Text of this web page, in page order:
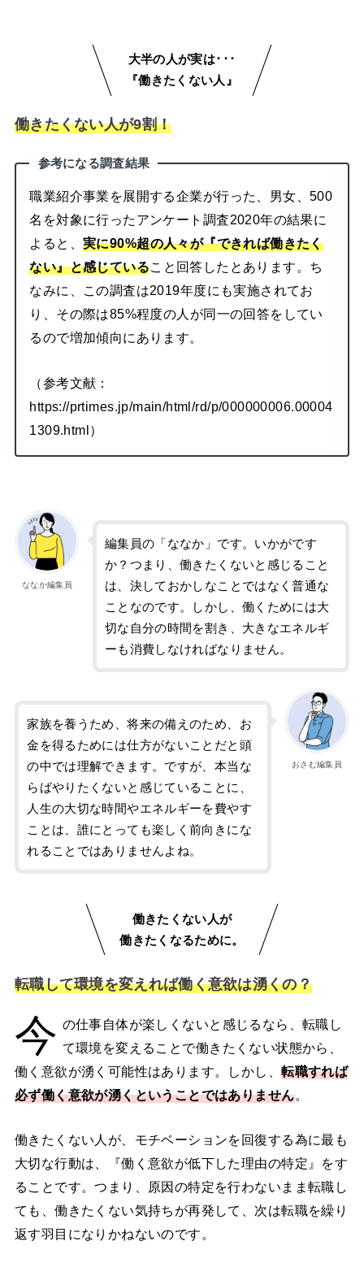
大半の人が実は･･･
『働きたくない人』
働きたくない人が9割！
参考になる調査結果
職業紹介事業を展開する企業が行った、男女、500
名を対象に行ったアンケート調査2020年の結果に
よると、実に90%超の人々が『できれば働きたく
ない』と感じていること回答したとあります。ち
なみに、この調査は2019年度にも実施されてお
り、その際は85%程度の人が同一の回答をしてい
るので増加傾向にあります。
（参考文献：
https://prtimes.jp/main/html/rd/p/000000006.00004
1309.html）
ななか編集員
編集員の「ななか」です。いかがです
か？つまり、働きたくないと感じること
は、決しておかしなことではなく普通な
ことなのです。しかし、働くためには大
切な自分の時間を割き、大きなエネルギ
ーも消費しなければなりません。
おさむ編集員
家族を養うため、将来の備えのため、お
金を得るためには仕方がないことだと頭
の中では理解できます。ですが、本当な
らばやりたくないと感じていることに、
人生の大切な時間やエネルギーを費やす
ことは、誰にとっても楽しく前向きにな
れることではありませんよね。
働きたくない人が
働きたくなるために。
転職して環境を変えれば働く意欲は湧くの？
今 の仕事自体が楽しくないと感じるなら、転職し
て環境を変えることで働きたくない状態から、
働く意欲が湧く可能性はあります。しかし、転職すれば
必ず働く意欲が湧くということではありません。
働きたくない人が、モチベーションを回復する為に最も
大切な行動は、『働く意欲が低下した理由の特定』をす
ることです。つまり、原因の特定を行わないまま転職し
ても、働きたくない気持ちが再発して、次は転職を繰り
返す羽目になりかねないのです。